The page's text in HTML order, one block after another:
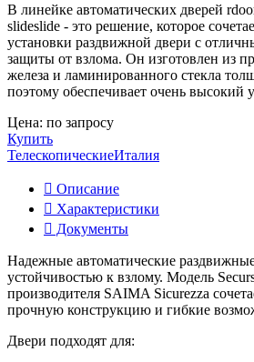
В линейке автоматических дверей
slideslide - это решение, которое
установки раздвижной двери с
защиты от взлома. Он изготовлен из
железа и ламинированного стекла
поэтому обеспечивает очень высокий
Цена: по запросу
Купить
ТелескопическиеИталия
Описание
Характеристики
Документы
Надежные автоматические
устойчивостью к взлому. Модель
производителя SAIMA Sicurezza
прочную конструкцию и гибкие
Двери подходят для: